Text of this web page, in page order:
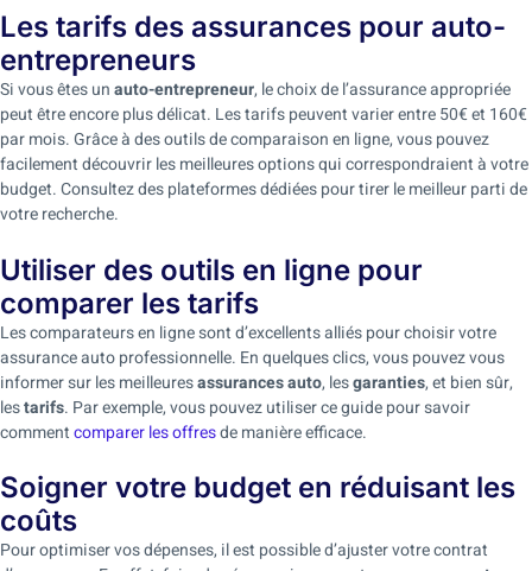
Les tarifs des assurances pour auto-
entrepreneurs
Si vous êtes unauto-entrepreneur, le choix de l’assurance appropriée
peut être encore plus délicat. Les tarifs peuvent varier entre 50€ et 160€
par mois. Grâce à des outils de comparaison en ligne, vous pouvez
facilement découvrir les meilleures options qui correspondraient à votre
budget. Consultez des plateformes dédiées pour tirer le meilleur parti de
votre recherche.
Utiliser des outils en ligne pour
comparer les tarifs
Les comparateurs en ligne sont d’excellents alliés pour choisir votre
assurance auto professionnelle. En quelques clics, vous pouvez vous
informer sur les meilleuresassurances auto, lesgaranties, et bien sûr,
lestarifs. Par exemple, vous pouvez utiliser ce guide pour savoir
commentcomparer les offresde manière efficace.
Soigner votre budget en réduisant les
coûts
Pour optimiser vos dépenses, il est possible d’ajuster votre contrat